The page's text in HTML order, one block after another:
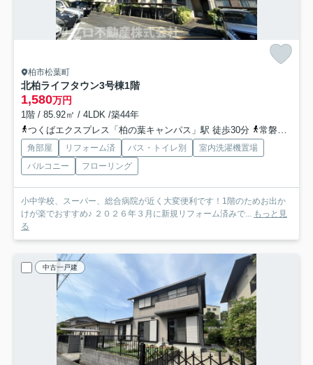
柏市松葉町
北柏ライフタウン3号棟1階
1,580万円
1階 / 85.92㎡ / 4LDK /築44年
つくばエクスプレス「柏の葉キャンパス」駅 徒歩30分
常磐緩行線「北柏」駅 徒歩32分
角部屋 リフォーム済 バス・トイレ別
室内洗濯機置場
バルコニー
フローリング
小中学校、スーパー、総合病院が近く大変便利です！1階のためお出か
けが楽でおすすめ♪ ２０２６年３月に新規リフォーム済みで... もっと見
る
中古一戸建